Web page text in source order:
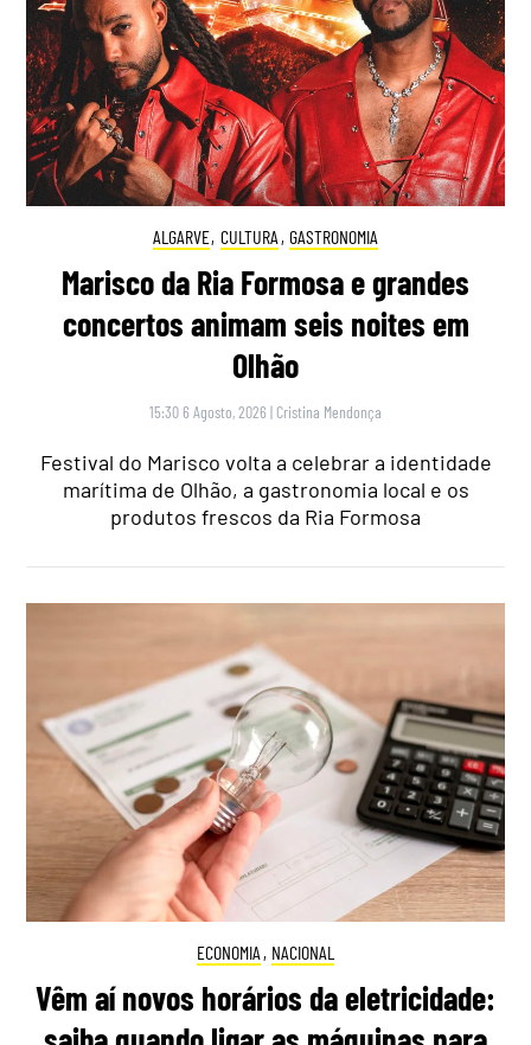
ALGARVE, CULTURA , GASTRONOMIA
Marisco da Ria Formosa e grandes
concertos animam seis noites em
Olhão
15:30 6 Agosto, 2026 | Cristina Mendonça
Festival do Marisco volta a celebrar a identidade
marítima de Olhão, a gastronomia local e os
produtos frescos da Ria Formosa
ECONOMIA , NACIONAL
Vêm aí novos horários da eletricidade: